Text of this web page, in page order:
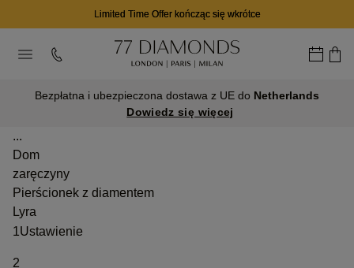
Limited Time Offer kończąc się wkrótce
Bezpłatna i ubezpieczona dostawa z UE do Netherlands
Dowiedz się więcej
...
Dom
zaręczyny
Pierścionek z diamentem
Lyra
1Ustawienie
2